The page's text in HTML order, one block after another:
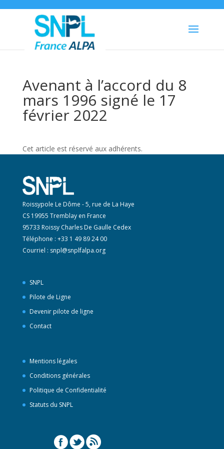
Avenant à l’accord du 8
mars 1996 signé le 17
février 2022
Cet article est réservé aux adhérents.
Roissypole Le Dôme - 5, rue de La Haye
CS 19955 Tremblay en France
95733 Roissy Charles De Gaulle Cedex
Téléphone : +33 1 49 89 24 00
Courriel : snpl@snplfalpa.org
SNPL
Pilote de Ligne
Devenir pilote de ligne
Contact
Mentions légales
Conditions générales
Politique de Confidentialité
Statuts du SNPL